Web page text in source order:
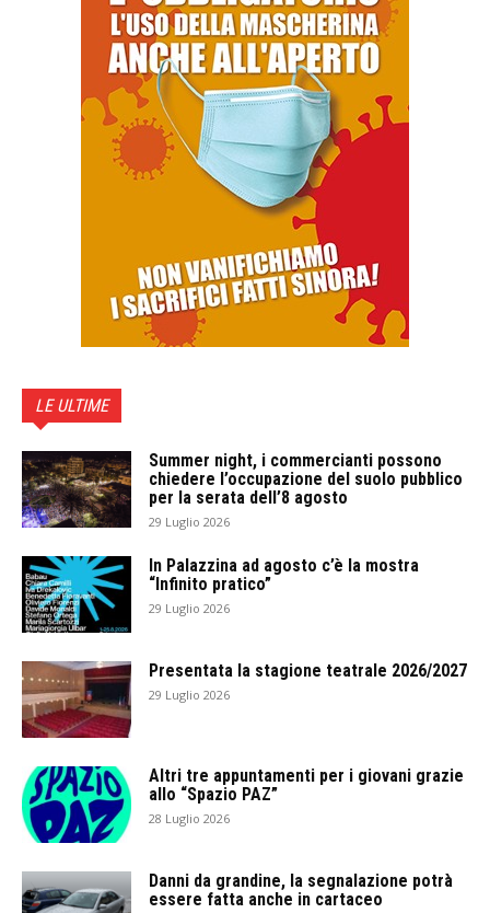
LE ULTIME
Summer night, i commercianti possono
chiedere l’occupazione del suolo pubblico
per la serata dell’8 agosto
29 Luglio 2026
In Palazzina ad agosto c’è la mostra
“Infinito pratico”
29 Luglio 2026
Presentata la stagione teatrale 2026/2027
29 Luglio 2026
Altri tre appuntamenti per i giovani grazie
allo “Spazio PAZ”
28 Luglio 2026
Danni da grandine, la segnalazione potrà
essere fatta anche in cartaceo